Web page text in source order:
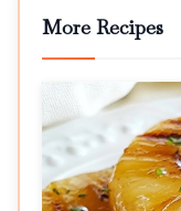
More Recipes